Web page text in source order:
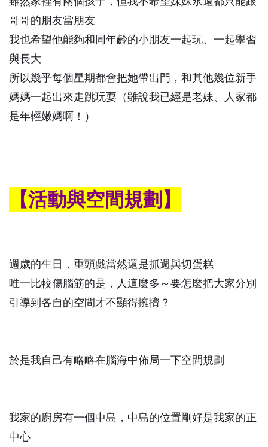
哥哥的朋友當朋友
我也希望他能夠和同年齡的小朋友一起玩、一起學習
與長大
所以幾乎每個星期都會把她帶出門，和其他幾位新手
媽媽一起出來走跳玩耍（雖說我已經是老妹、人家都
是年輕嫩媽啊！）
【活動與空間規劃】
週歲的生日，重頭戲當然還是抓週與切蛋糕
唯一比較傷腦筋的是，人這麼多～要怎麼把大家分別
引導到各自的空間才不顯得擁擠？
於是我自己有略略在腦海中佈局一下空間規劃
我家的廚房有一個中島，中島的位置剛好是我家的正
中心